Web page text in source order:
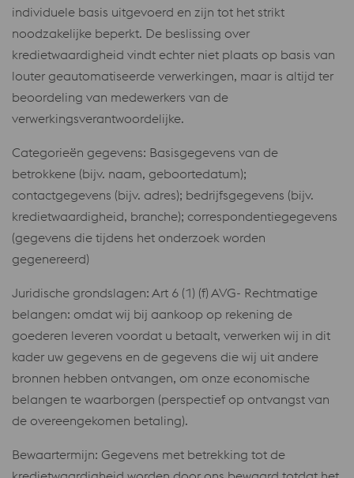
individuele basis uitgevoerd en zijn tot het strikt
noodzakelijke beperkt. De beslissing over
kredietwaardigheid vindt echter niet plaats op basis van
louter geautomatiseerde verwerkingen, maar is altijd ter
beoordeling van medewerkers van de
verwerkingsverantwoordelijke.
Categorieën gegevens: Basisgegevens van de
betrokkene (bijv. naam, geboortedatum);
contactgegevens (bijv. adres); bedrijfsgegevens (bijv.
kredietwaardigheid, branche); correspondentiegegevens
(gegevens die tijdens het onderzoek worden
gegenereerd)
Juridische grondslagen: Art 6 (1) (f) AVG- Rechtmatige
belangen: omdat wij bij aankoop op rekening de
goederen leveren voordat u betaalt, verwerken wij in dit
kader uw gegevens en de gegevens die wij uit andere
bronnen hebben ontvangen, om onze economische
belangen te waarborgen (perspectief op ontvangst van
de overeengekomen betaling).
Bewaartermijn: Gegevens met betrekking tot de